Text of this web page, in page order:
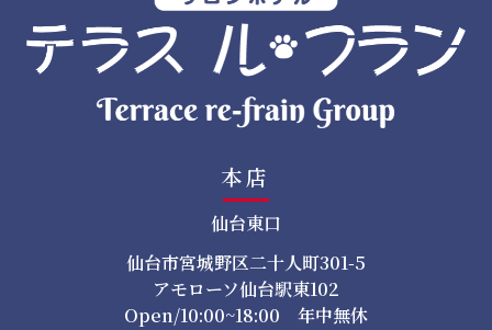
本店
仙台東口
仙台市宮城野区二十人町301-5
アモローソ仙台駅東102
Open/10:00~18:00 年中無休